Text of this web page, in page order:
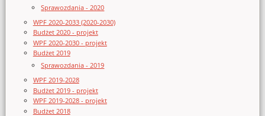
Sprawozdania - 2020
WPF 2020-2033 (2020-2030)
Budżet 2020 - projekt
WPF 2020-2030 - projekt
Budżet 2019
Sprawozdania - 2019
WPF 2019-2028
Budżet 2019 - projekt
WPF 2019-2028 - projekt
Budżet 2018